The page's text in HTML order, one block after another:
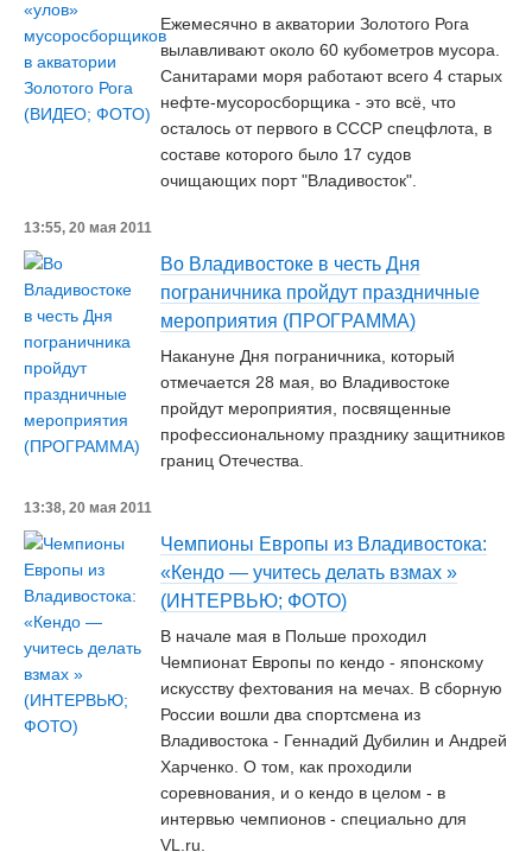
Ежемесячно в акватории Золотого Рога
вылавливают около 60 кубометров мусора.
Санитарами моря работают всего 4 старых
нефте-мусоросборщика - это всё, что
осталось от первого в СССР спецфлота, в
составе которого было 17 судов
очищающих порт "Владивосток".
13:55, 20 мая 2011
Во Владивостоке в честь Дня
пограничника пройдут праздничные
мероприятия (ПРОГРАММА)
Накануне Дня пограничника, который
отмечается 28 мая, во Владивостоке
пройдут мероприятия, посвященные
профессиональному празднику защитников
границ Отечества.
13:38, 20 мая 2011
Чемпионы Европы из Владивостока:
«Кендо — учитесь делать взмах »
(ИНТЕРВЬЮ; ФОТО)
В начале мая в Польше проходил
Чемпионат Европы по кендо - японскому
искусству фехтования на мечах. В сборную
России вошли два спортсмена из
Владивостока - Геннадий Дубилин и Андрей
Харченко. О том, как проходили
соревнования, и о кендо в целом - в
интервью чемпионов - специально для
VL.ru.